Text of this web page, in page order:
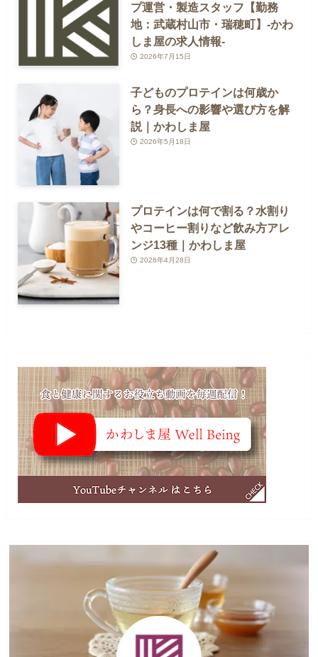
プ運営・製造スタッフ【勤務
地：武蔵村山市・瑞穂町】-かわ
しま屋の求人情報-
2026年7月15日
子どものプロテインは何歳か
ら？身長への影響や選び方を解
説｜かわしま屋
2026年5月18日
プロテインは何で割る？水割り
やコーヒー割りなど飲み方アレ
ンジ13種｜かわしま屋
2026年4月28日